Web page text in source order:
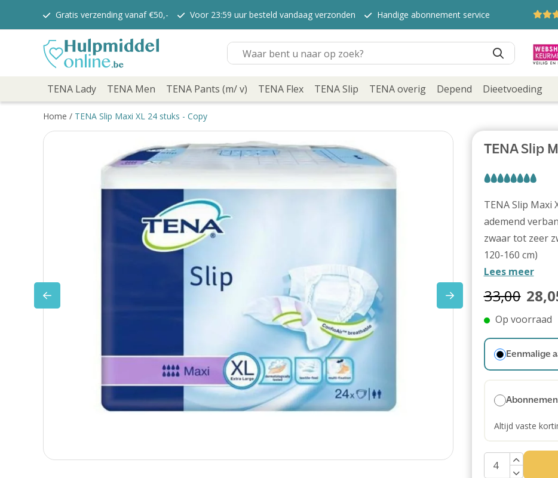
TENA Lady
TENA Lady Pants
TENA Discreet verbanden
TENA Discreet inlegkruisjes
TENA Pants (m/ v)
TENA Slip
TENA Bed
Gratis verzending vanaf €50,- Voor 23:59 uur besteld vandaag verzonden Handige abonnement service
TENA Lady TENA Men TENA Pants (m/ v) TENA Flex TENA Slip TENA overig Depend Dieetvoeding
Home / TENA Slip Maxi XL 24 stuks - Copy
TENA Slip
TENA Slip Maxi
ademend
zwaar tot zeer
120-160 cm)
Lees meer
33,00
Op voorraad
Eenmalige
Altijd vaste